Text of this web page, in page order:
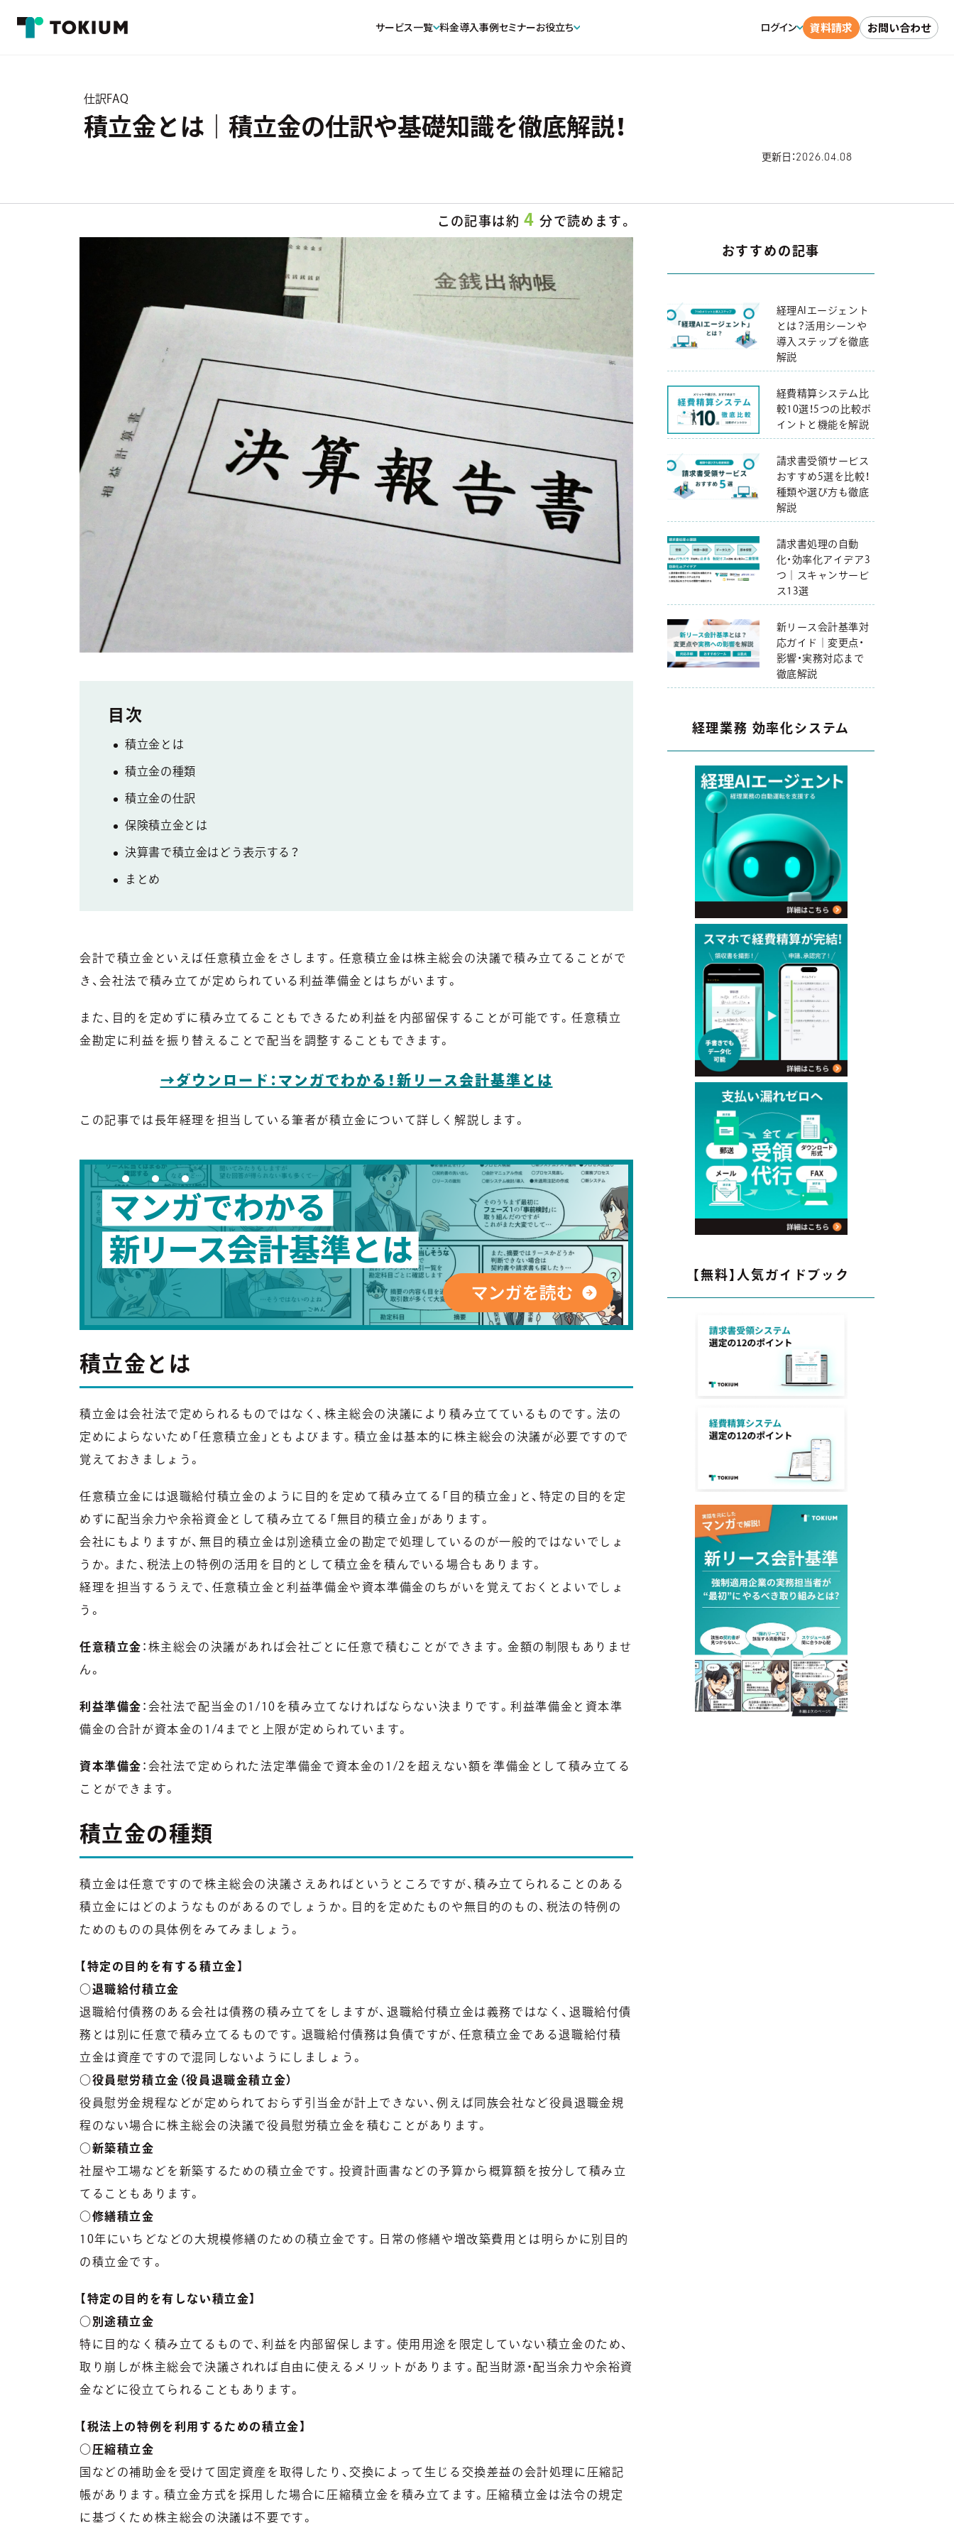
サービス一覧 料金導入事例セミナーお役立ち ログイン 資料請求 お問い合わせ
仕訳FAQ
積立金とは｜積立金の仕訳や基礎知識を徹底解説！
更新日： 2026.04.08
この記事は約 4分で読めます。
積立金とは
積立金の種類
積立金の仕訳
保険積立金とは
決算書で積立金はどう表示する？
まとめ
会計で積立金といえば任意積立金をさします。任意積立金は株主総会の決議で積み立てることがで
き、会社法で積み立てが定められている利益準備金とはちがいます。
また、目的を定めずに積み立てることもできるため利益を内部留保することが可能です。任意積立
金勘定に利益を振り替えることで配当を調整することもできます。
→ダウンロード：マンガでわかる！新リース会計基準とは
この記事では長年経理を担当している筆者が積立金について詳しく解説します。
積立金とは
積立金は会社法で定められるものではなく、株主総会の決議により積み立てているものです。法の
定めによらないため「任意積立金」ともよびます。積立金は基本的に株主総会の決議が必要ですので
覚えておきましょう。
任意積立金には退職給付積立金のように目的を定めて積み立てる「目的積立金」と、特定の目的を定
めずに配当余力や余裕資金として積み立てる「無目的積立金」があります。
会社にもよりますが、無目的積立金は別途積立金の勘定で処理しているのが一般的ではないでしょ
うか。また、税法上の特例の活用を目的として積立金を積んでいる場合もあります。
経理を担当するうえで、任意積立金と利益準備金や資本準備金のちがいを覚えておくとよいでしょ
う。
任意積立金 ：株主総会の決議があれば会社ごとに任意で積むことができます。金額の制限もありませ
ん。
利益準備金 ：会社法で配当金の1/10を積み立てなければならない決まりです。利益準備金と資本準
備金の合計が資本金の1/4までと上限が定められています。
資本準備金 ：会社法で定められた法定準備金で資本金の1/2を超えない額を準備金として積み立てる
ことができます。
積立金の種類
積立金は任意ですので株主総会の決議さえあればというところですが、積み立てられることのある
積立金にはどのようなものがあるのでしょうか。目的を定めたものや無目的のもの、税法の特例の
ためのものの具体例をみてみましょう。
【特定の目的を有する積立金】
○退職給付積立金
退職給付債務のある会社は債務の積み立てをしますが、退職給付積立金は義務ではなく、退職給付債
務とは別に任意で積み立てるものです。退職給付債務は負債ですが、任意積立金である退職給付積
立金は資産ですので混同しないようにしましょう。
○役員慰労積立金（役員退職金積立金）
役員慰労金規程などが定められておらず引当金が計上できない、例えば同族会社など役員退職金規
程のない場合に株主総会の決議で役員慰労積立金を積むことがあります。
○新築積立金
社屋や工場などを新築するための積立金です。投資計画書などの予算から概算額を按分して積み立
てることもあります。
○修繕積立金
10年にいちどなどの大規模修繕のための積立金です。日常の修繕や増改築費用とは明らかに別目的
の積立金です。
【特定の目的を有しない積立金】
○別途積立金
特に目的なく積み立てるもので、利益を内部留保します。使用用途を限定していない積立金のため、
取り崩しが株主総会で決議されれば自由に使えるメリットがあります。配当財源・配当余力や余裕資
金などに役立てられることもあります。
【税法上の特例を利用するための積立金】
○圧縮積立金
国などの補助金を受けて固定資産を取得したり、交換によって生じる交換差益の会計処理に圧縮記
帳があります。積立金方式を採用した場合に圧縮積立金を積み立てます。圧縮積立金は法令の規定
に基づくため株主総会の決議は不要です。
おすすめの記事
経理AIエージェント
とは？活用シーンや
導入ステップを徹底
解説
経費精算システム比
較10選！5つの比較ポ
イントと機能を解説
請求書受領サービス
おすすめ5選を比較！
種類や選び方も徹底
解説
請求書処理の自動
化・効率化アイデア3
つ｜スキャンサービ
ス13選
新リース会計基準対
応ガイド｜変更点・
影響・実務対応まで
徹底解説
経理業務 効率化システム
【無料】人気ガイドブック